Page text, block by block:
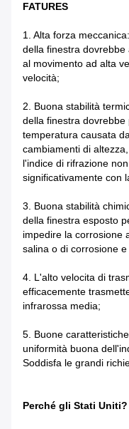
FATURES
1. Alta forza
della finestra
al movimento ad alta
velocità;
2. Buona stabilità
della finestra
temperatura causata
cambiamenti di
l'indice di rifrazione
significativamente con
3. Buona stabilità
della finestra esposto
impedire la corrosione
salina o di corrosione
4. L'alto velocita di
efficacemente
infrarossa media;
5. Buone
uniformità buona
Soddisfa le grandi
Perché gli Stati Uniti?